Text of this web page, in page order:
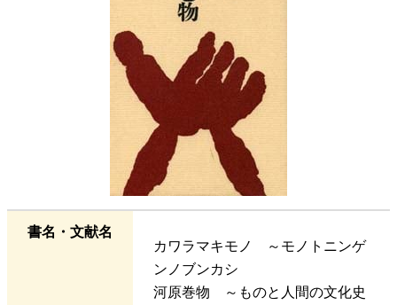
書名・文献名
カワラマキモノ ～モノトニンゲ
ンノブンカシ
河原巻物 ～ものと人間の文化史